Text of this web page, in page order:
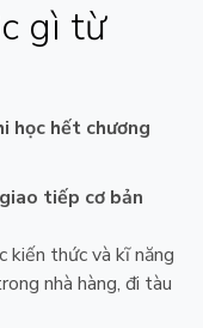
gì từ
học hết chương
tiếp cơ bản
kiến thức và kĩ năng
nhà hàng, đi tàu